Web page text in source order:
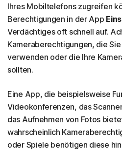
Ihres Mobiltelefons zugreifen
Berechtigungen in der App
Verdächtiges oft schnell auf.
Kameraberechtigungen, die
verwenden oder die Ihre
sollten.
Eine App, die beispielsweise
Videokonferenzen, das
das Aufnehmen von Fotos
wahrscheinlich
oder Spiele benötigen diese